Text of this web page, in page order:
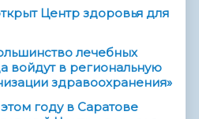
Центр здоровья для
лечебных
войдут в региональную
здравоохранения»
году в Саратове